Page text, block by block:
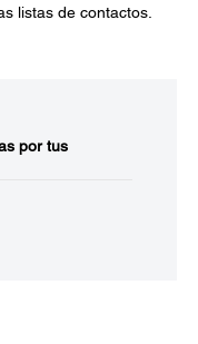
listas de contactos.
por tus